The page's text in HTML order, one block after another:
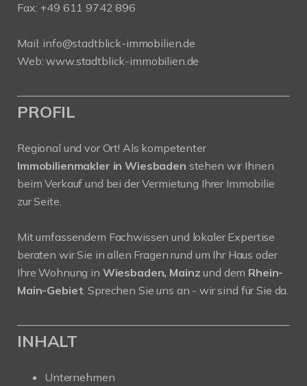
Fax: +49 611 9742 896
Mail: info@stadtblick-immobilien.de
Web:www.stadtblick-immobilien.de
PROFIL
Regional und vor Ort! Als kompetenter
Immobilienmakler in Wiesbaden stehen wir Ihnen
beim Verkauf und bei der Vermietung Ihrer Immobilie
zur Seite.
Mit umfassendem Fachwissen und lokaler Expertise
beraten wir Sie in allen Fragen rund um Ihr Haus oder
Ihre Wohnung in Wiesbaden, Mainzund dem Rhein-
Main-Gebiet. Sprechen Sie uns an - wir sind für Sie da.
INHALT
Unternehmen